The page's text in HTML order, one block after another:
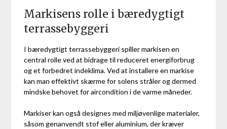
Markisens rolle i bæredygtigt
terrassebyggeri
I bæredygtigt terrassebyggeri spiller markisen en
central rolle ved at bidrage til reduceret energiforbrug
og et forbedret indeklima. Ved at installere en markise
kan man effektivt skærme for solens stråler og dermed
mindske behovet for aircondition i de varme måneder.
Markiser kan også designes med miljøvenlige materialer,
såsom genanvendt stof eller aluminium, der kræver